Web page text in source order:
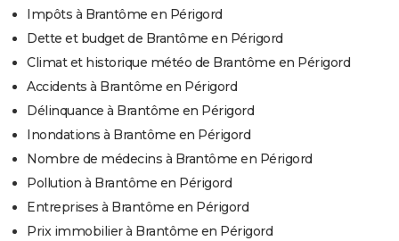
Impôts à Brantôme en Périgord
Dette et budget de Brantôme en Périgord
Climat et historique météo de Brantôme en Périgord
Accidents à Brantôme en Périgord
Délinquance à Brantôme en Périgord
Inondations à Brantôme en Périgord
Nombre de médecins à Brantôme en Périgord
Pollution à Brantôme en Périgord
Entreprises à Brantôme en Périgord
Prix immobilier à Brantôme en Périgord